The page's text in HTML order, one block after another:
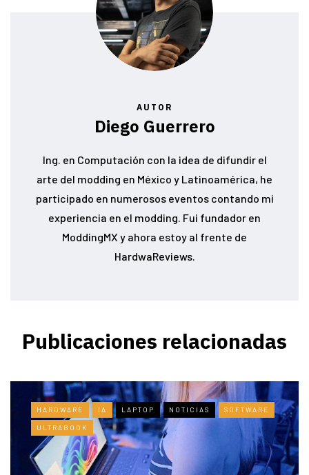
AUTOR
Diego Guerrero
Ing. en Computación con la idea de difundir el
arte del modding en México y Latinoamérica, he
participado en numerosos eventos contando mi
experiencia en el modding. Fui fundador en
ModdingMX y ahora estoy al frente de
HardwaReviews.
Publicaciones relacionadas
HARDWARE IA LAPTOP NOTICIAS SOFTWARE
ULTRABOOK